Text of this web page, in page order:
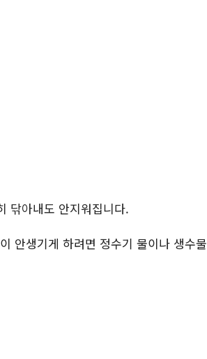
닦아내도 안지워집니다.
안생기게 하려면 정수기 물이나 생수물